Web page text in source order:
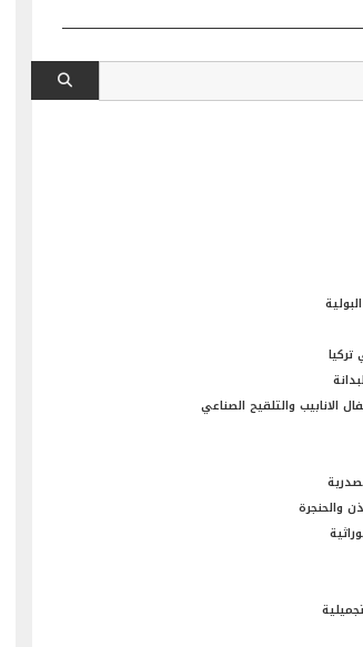
تركيا
الانابيب والتلقيح الصناعي
والحنجرة